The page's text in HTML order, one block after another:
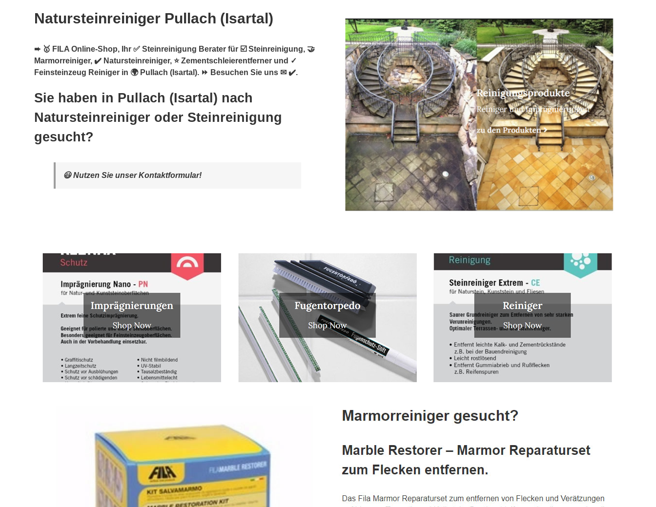
Natursteinreiniger Pullach (Isartal)
➨ 🥇 FILA Online-Shop, Ihr ✅ Steinreinigung Berater für ☑️ Steinreinigung, 🤝
Marmorreiniger, ✔️ Natursteinreiniger, ⭐ Zementschleierentferner und ✓
Feinsteinzeug Reiniger in 🌍 Pullach (Isartal). ⏩ Besuchen Sie uns ✉ ✔️.
Sie haben in Pullach (Isartal) nach
Natursteinreiniger oder Steinreinigung
gesucht?
😃 Nutzen Sie unser Kontaktformular!